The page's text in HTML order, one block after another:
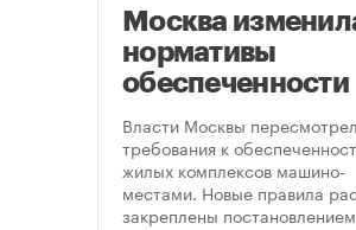
Москва
нормативы
обеспеченности
новостроек
парковками
Власти Москвы
требования к
жилых комплексов машино-
местами. Новые правила
закреплены постановлением